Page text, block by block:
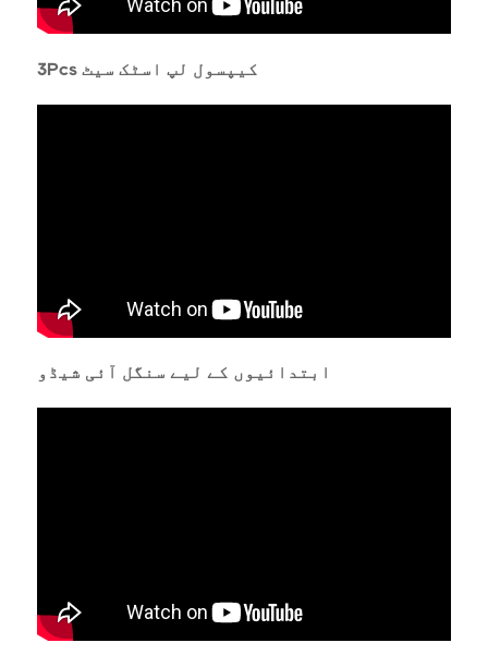
3Pcs کیپسول لپ اسٹک سیٹ
ابتدائیوں کے لیے سنگل آئی شیڈو